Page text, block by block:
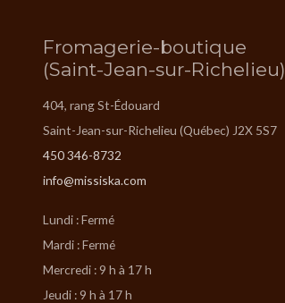
Fromagerie-boutique
(Saint-Jean-sur-Richelieu)
404, rang St-Édouard
Saint-Jean-sur-Richelieu (Québec) J2X 5S7
450 346-8732
info@missiska.com
Lundi : Fermé
Mardi : Fermé
Mercredi : 9 h à 17 h
Jeudi : 9 h à 17 h